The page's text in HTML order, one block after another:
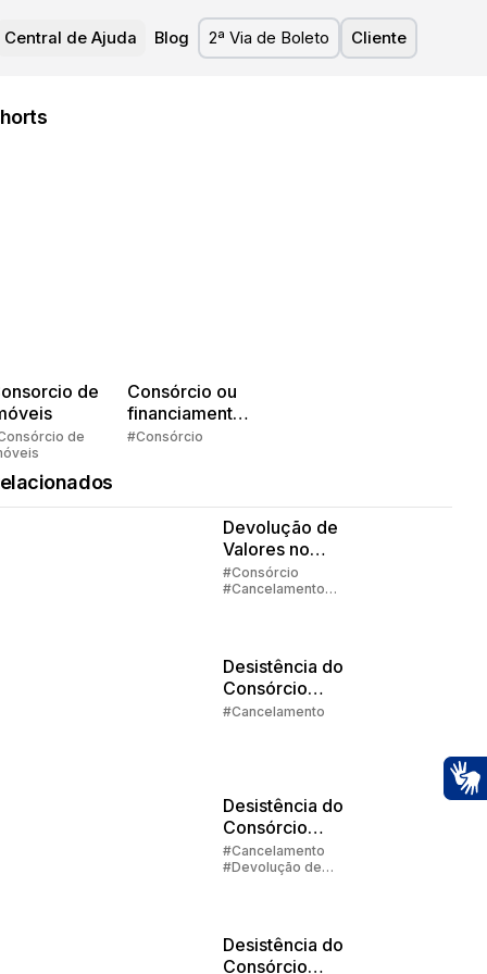
Central de Ajuda Blog 2ª Via de Boleto Cliente
de
de
Consórcio ou
financiamento?
Quem pensa
#Consórcio
Devolução de
Valores no
Consórcio -
Parte 1
#Consórcio
#Cancelamento
Desistência do
Consórcio
Parte 3 |
#Cancelamento
Desistência do
Consórcio
Parte 2 |
Devolução de
#Cancelamento
#Devolução de
Desistência do
Consórcio